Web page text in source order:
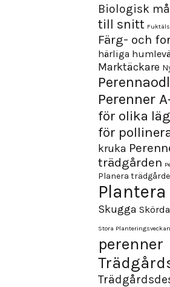
Biologisk
till snitt
Färg- och
härliga
Marktäckare
Perenner
för olika
för
kruka
trädgården
Planera
Skugga Skörda
Stora Planteringsveckan
perenner